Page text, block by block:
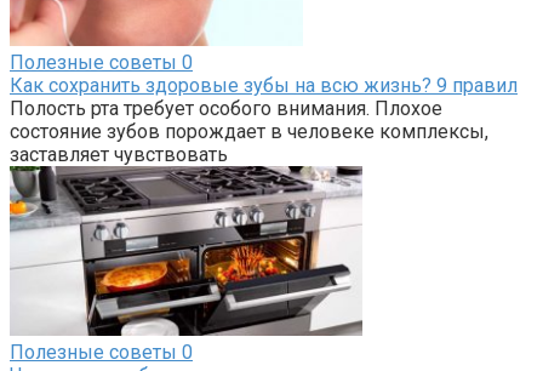
Полезные советы 0
Как сохранить здоровые зубы на всю жизнь? 9 правил
Полость рта требует особого внимания. Плохое
состояние зубов порождает в человеке комплексы,
заставляет чувствовать
Полезные советы 0